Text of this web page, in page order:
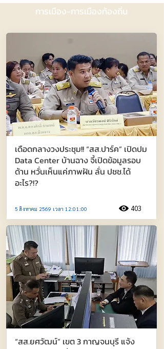
การเมือง-การเมืองท้องถิ่น
เดือดกลางวงประชุม!! “สส.ปาร์ค” เปิดปม
Data Center บ้านฉาง จี้เปิดข้อมูลรอบ
ด้าน หวั่นเห็นแค่ภาพฝัน ลั่น ปชช.ได้
อะไร?!?
5 สิงหาคม 2569 เวลา 12:01:00 403
“สส.ยศวัฒน์” เขต 3 กาญจนบุรี แจ้ง